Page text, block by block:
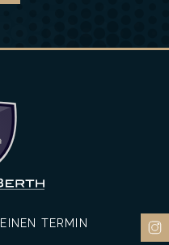
TERMIN